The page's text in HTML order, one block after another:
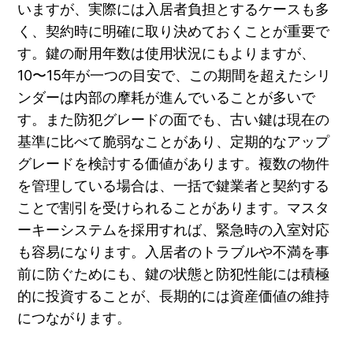
いますが、実際には入居者負担とするケースも多
く、契約時に明確に取り決めておくことが重要で
す。鍵の耐用年数は使用状況にもよりますが、
10〜15年が一つの目安で、この期間を超えたシリ
ンダーは内部の摩耗が進んでいることが多いで
す。また防犯グレードの面でも、古い鍵は現在の
基準に比べて脆弱なことがあり、定期的なアップ
グレードを検討する価値があります。複数の物件
を管理している場合は、一括で鍵業者と契約する
ことで割引を受けられることがあります。マスタ
ーキーシステムを採用すれば、緊急時の入室対応
も容易になります。入居者のトラブルや不満を事
前に防ぐためにも、鍵の状態と防犯性能には積極
的に投資することが、長期的には資産価値の維持
につながります。